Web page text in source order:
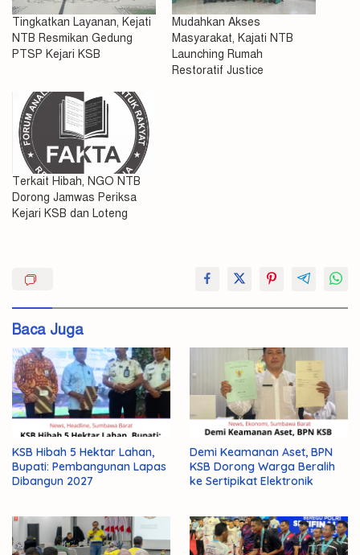
Tingkatkan Layanan, Kejati
NTB Resmikan Gedung
PTSP Kejari KSB
Mudahkan Akses
Masyarakat, Kajati NTB
Launching Rumah
Restoratif Justice
Terkait Hibah, NGO NTB
Dorong Jamwas Periksa
Kejari KSB dan Loteng
Kejari
KSB
NTB
Resmikan
Baca Juga
KSB Hibah 5 Hektar Lahan,
Bupati: Pembangunan Lapas
Dibangun 2027
Demi Keamanan Aset, BPN
KSB Dorong Warga Beralih
ke Sertipikat Elektronik